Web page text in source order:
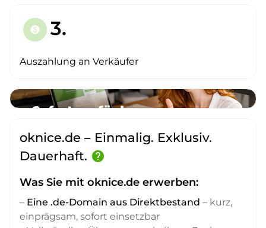
paid 3.
Auszahlung an Verkäufer
oknice.de – Einmalig. Exklusiv.
Dauerhaft. help
Was Sie mit oknice.de erwerben:
– Eine .de-Domain aus Direktbestand – kurz,
einprägsam, sofort einsetzbar